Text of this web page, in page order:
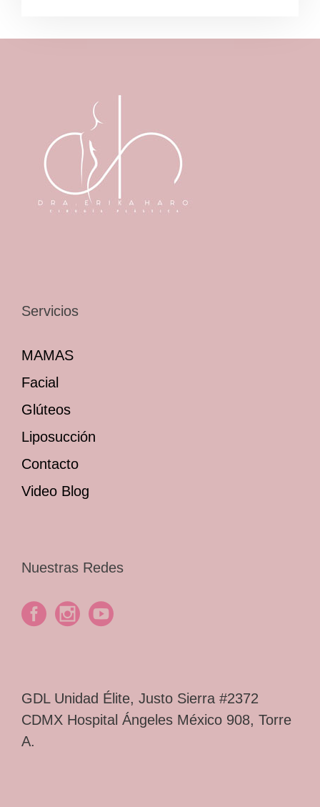
Servicios
MAMAS
Facial
Glúteos
Liposucción
Contacto
Video Blog
Nuestras Redes
GDL Unidad Élite, Justo Sierra #2372
CDMX Hospital Ángeles México 908, Torre
A.